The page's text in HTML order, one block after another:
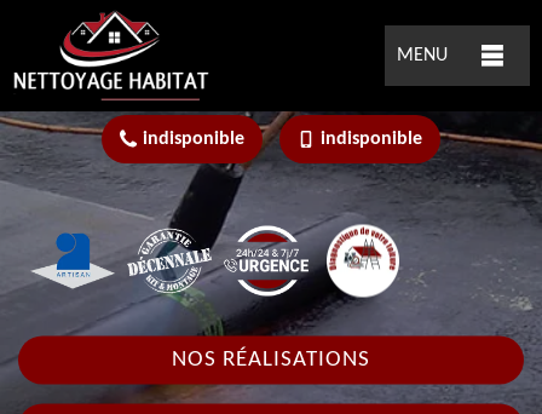
MENU
indisponible indisponible
NOS RÉALISATIONS